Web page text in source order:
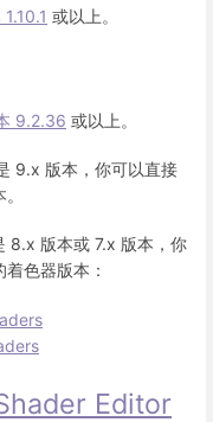
或以上。
9.2.36 或以上。
9.x 版本，你可以直接
8.x 版本或 7.x 版本，你
色器版本：
Editor